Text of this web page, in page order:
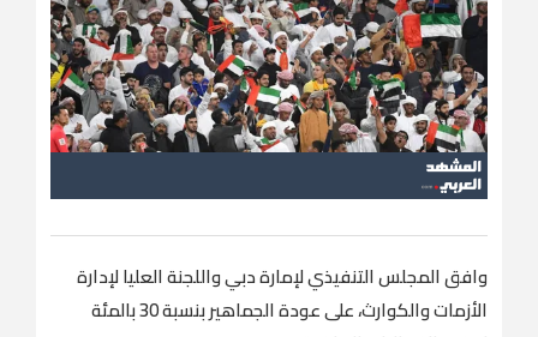
وافق المجلس التنفيذي لإمارة دبي واللجنة العليا لإدارة
الأزمات والكوارث، على عودة الجماهير بنسبة 30 بالمئة